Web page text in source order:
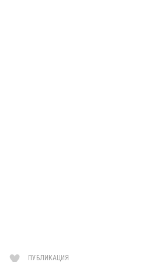
ПУБЛИКАЦИЯ